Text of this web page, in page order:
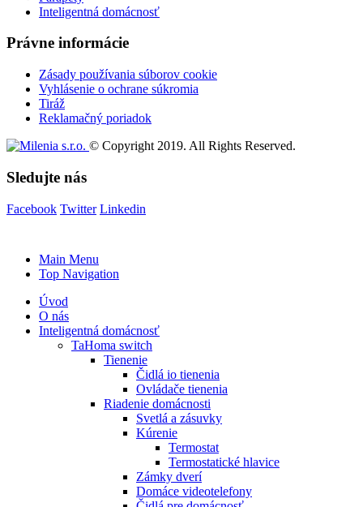
Inteligentná domácnosť
Právne informácie
Zásady používania súborov cookie
Vyhlásenie o ochrane súkromia
Tiráž
Reklamačný poriadok
© Copyright 2019. All Rights Reserved.
Sledujte nás
Facebook Twitter Linkedin
Main Menu
Top Navigation
Úvod
O nás
Inteligentná domácnosť
TaHoma switch
Tienenie
Čidlá io tienenia
Ovládače tienenia
Riadenie domácnosti
Svetlá a zásuvky
Kúrenie
Termostat
Termostatické hlavice
Zámky dverí
Domáce videotelefony